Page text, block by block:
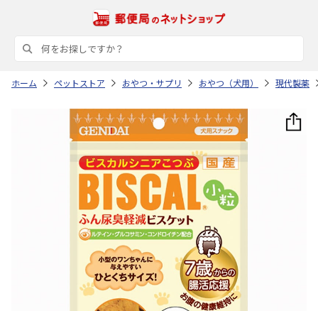
ホーム ペットストア おやつ・サプリ おやつ（犬用） 現代製薬